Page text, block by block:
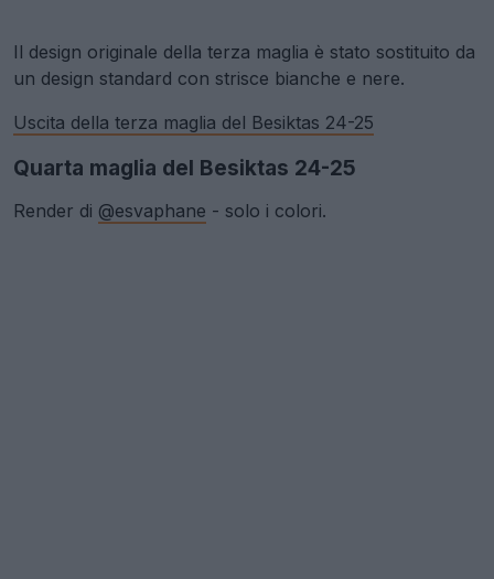
Il design originale della terza maglia è stato sostituito da
un design standard con strisce bianche e nere.
Uscita della terza maglia del Besiktas 24-25
Quarta maglia del Besiktas 24-25
Render di @esvaphane - solo i colori.